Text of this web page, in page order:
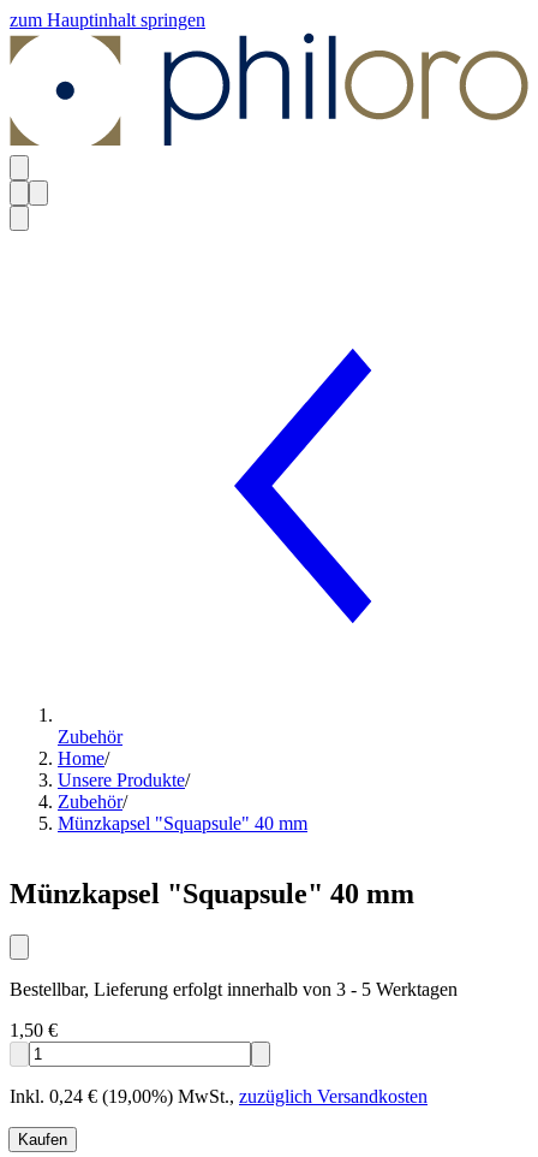
zum Hauptinhalt springen
Zubehör
Home/
Unsere Produkte/
Zubehör/
Münzkapsel "Squapsule" 40 mm
Münzkapsel "Squapsule" 40 mm
Bestellbar, Lieferung erfolgt innerhalb von 3 - 5 Werktagen
1,50 €
Inkl. 0,24 € (19,00%) MwSt., zuzüglich Versandkosten
Kaufen